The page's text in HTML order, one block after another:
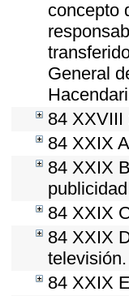
concepto
General
84 XXVIII
84 XXIX
84 XXIX
84 XXIX
84 XXIX
televisión.
84 XXIX